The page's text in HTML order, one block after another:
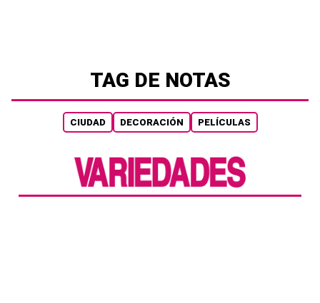
TAG DE NOTAS
CIUDAD DECORACIÓN PELÍCULAS